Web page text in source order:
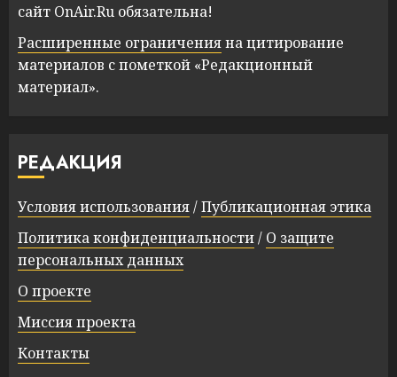
сайт OnAir.Ru обязательна!
Расширенные ограниченияна цитирование
материалов с пометкой «Редакционный
материал».
РЕДАКЦИЯ
Условия использования/Публикационная этика
Политика конфиденциальности/ О защите
персональных данных
О проекте
Миссия проекта
Контакты